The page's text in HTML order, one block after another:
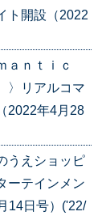
ト開設（2022
ａｎｔｉｃ
〉リアルコマ
2022年4月28
うえショッピ
ーテインメン
14日号）('22/